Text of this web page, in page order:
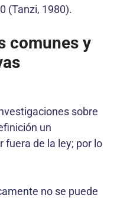
(Tanzi, 1980).
comunes y
sobre
un
de la ley; por lo
no se puede